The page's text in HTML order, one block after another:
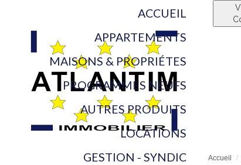
ACCUEIL
APPARTEMENTS
MAISONS & PROPRIÉTES
PROGRAMMES NEUFS
AUTRES PRODUITS
LOCATIONS
GESTION - SYNDIC
Accueil